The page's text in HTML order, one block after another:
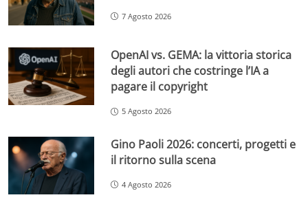
7 Agosto 2026
OpenAI vs. GEMA: la vittoria storica
degli autori che costringe l’IA a
pagare il copyright
5 Agosto 2026
Gino Paoli 2026: concerti, progetti e
il ritorno sulla scena
4 Agosto 2026